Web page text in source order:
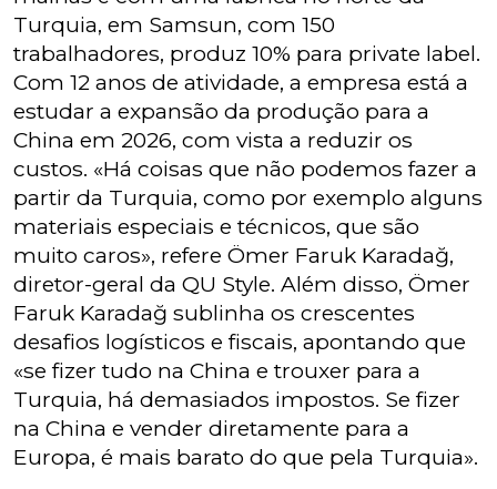
Turquia, em Samsun, com 150
trabalhadores, produz 10% para private label.
Com 12 anos de atividade, a empresa está a
estudar a expansão da produção para a
China em 2026, com vista a reduzir os
custos. «Há coisas que não podemos fazer a
partir da Turquia, como por exemplo alguns
materiais especiais e técnicos, que são
muito caros», refere Ömer Faruk Karadağ,
diretor-geral da QU Style. Além disso, Ömer
Faruk Karadağ sublinha os crescentes
desafios logísticos e fiscais, apontando que
«se fizer tudo na China e trouxer para a
Turquia, há demasiados impostos. Se fizer
na China e vender diretamente para a
Europa, é mais barato do que pela Turquia».